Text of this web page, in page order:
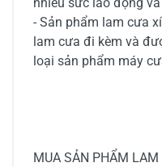
- Sản phẩm lam cưa
lam cưa đi kèm và
loại sản phẩm máy
MUA SẢN PHẨM